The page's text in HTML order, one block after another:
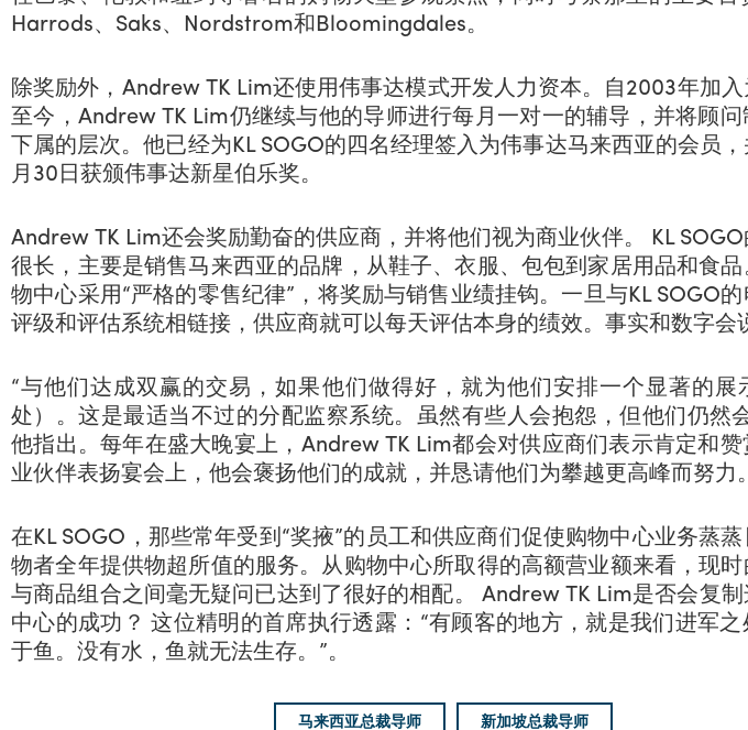
Harrods、Saks、Nordstrom和Bloomingdales。
除奖励外，Andrew TK Lim还使用伟事达模式开发人力资本。自2003年加
至今，Andrew TK Lim仍继续与他的导师进行每月一对一的辅导，并将顾
下属的层次。他已经为KL SOGO的四名经理签入为伟事达马来西亚的会员，
月30日获颁伟事达新星伯乐奖。
Andrew TK Lim还会奖励勤奋的供应商，并将他们视为商业伙伴。 KL
很长，主要是销售马来西亚的品牌，从鞋子、衣服、包包到家居用品和食品
物中心采用“严格的零售纪律”，将奖励与销售业绩挂钩。一旦与KL SOGO的
评级和评估系统相链接，供应商就可以每天评估本身的绩效。事实和数字会
“与他们达成双赢的交易，如果他们做得好，就为他们安排一个显著的展
处）。这是最适当不过的分配监察系统。虽然有些人会抱怨，但他们仍然
他指出。每年在盛大晚宴上，Andrew TK Lim都会对供应商们表示肯定和赞
业伙伴表扬宴会上，他会褒扬他们的成就，并恳请他们为攀越更高峰而努力。
在KL SOGO，那些常年受到“奖掖”的员工和供应商们促使购物中心业务蒸
物者全年提供物超所值的服务。从购物中心所取得的高额营业额来看，现时
与商品组合之间毫无疑问已达到了很好的相配。 Andrew TK Lim是否会复制
中心的成功？ 这位精明的首席执行透露：“有顾客的地方，就是我们进军之
于鱼。没有水，鱼就无法生存。”。
马来西亚总裁导师 新加坡总裁导师